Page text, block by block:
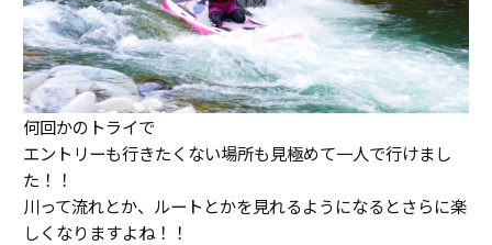
何回かのトライで
エントリーも行きたくない場所も見極めて一人で行けまし
た！！
川って流れとか、ルートとかを見れるようになるとさらに楽
しくなりますよね！！